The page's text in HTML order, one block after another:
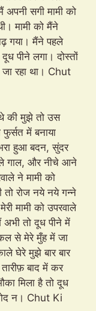
सगी मामी को
मामी को मैंने
गया। मैंने पहले
पीने लगा। दोस्तों
जा रहा था। Chut
की मुझे तो उस
में बनाया
हुआ बदन, सुंदर
गाल, और नीचे आने
ने मामी को
तो रोज नये नये गन्ने
मामी को उपरवाले
अभी तो दूध पीने में
से मेरे मुँह में जा
घेरे मुझे बार बार
बाद में कर
मिला है तो दूध
न। Chut Ki